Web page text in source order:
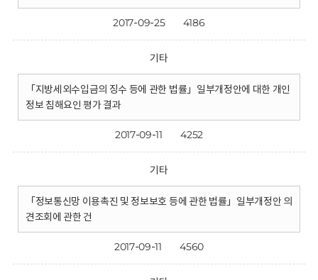
2017-09-25 4186
기타
「지방세외수입금의 징수 등에 관한 법률」일부개정안에 대한 개인
정보 침해요인 평가 결과
2017-09-11 4252
기타
「정보통신망 이용촉진 및 정보보호 등에 관한 법률」일부개정안 의
견조회에 관한 건
2017-09-11 4560